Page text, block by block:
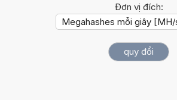
Đơn vị đích: